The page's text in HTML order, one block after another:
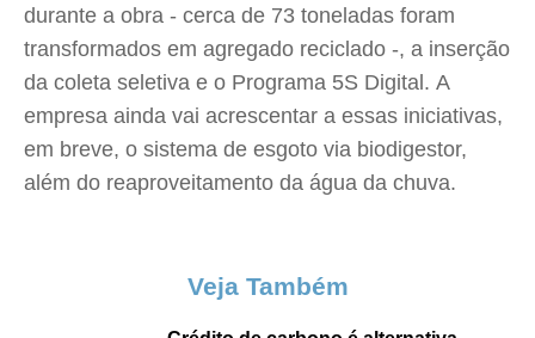
durante a obra - cerca de 73 toneladas foram
transformados em agregado reciclado -, a inserção
da coleta seletiva e o Programa 5S Digital. A
empresa ainda vai acrescentar a essas iniciativas,
em breve, o sistema de esgoto via biodigestor,
além do reaproveitamento da água da chuva.
Veja Também